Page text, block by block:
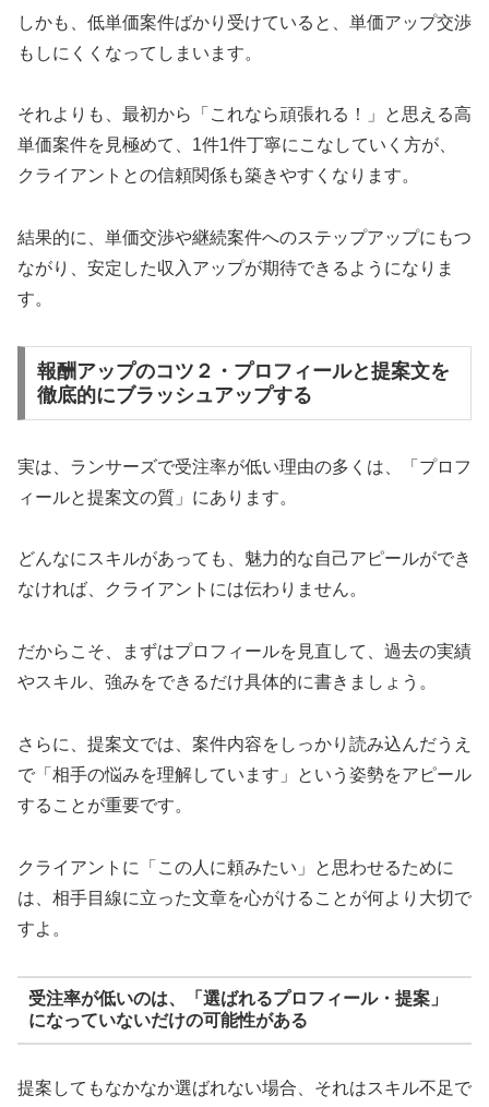
しかも、低単価案件ばかり受けていると、単価アップ交渉
もしにくくなってしまいます。
それよりも、最初から「これなら頑張れる！」と思える高
単価案件を見極めて、1件1件丁寧にこなしていく方が、
クライアントとの信頼関係も築きやすくなります。
結果的に、単価交渉や継続案件へのステップアップにもつ
ながり、安定した収入アップが期待できるようになりま
す。
報酬アップのコツ２・プロフィールと提案文を
徹底的にブラッシュアップする
実は、ランサーズで受注率が低い理由の多くは、「プロフ
ィールと提案文の質」にあります。
どんなにスキルがあっても、魅力的な自己アピールができ
なければ、クライアントには伝わりません。
だからこそ、まずはプロフィールを見直して、過去の実績
やスキル、強みをできるだけ具体的に書きましょう。
さらに、提案文では、案件内容をしっかり読み込んだうえ
で「相手の悩みを理解しています」という姿勢をアピール
することが重要です。
クライアントに「この人に頼みたい」と思わせるために
は、相手目線に立った文章を心がけることが何より大切で
すよ。
受注率が低いのは、「選ばれるプロフィール・提案」
になっていないだけの可能性がある
提案してもなかなか選ばれない場合、それはスキル不足で